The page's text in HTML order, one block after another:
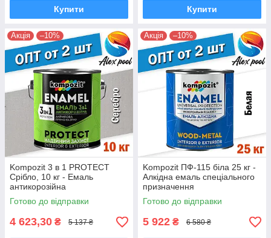
Купити Купити
Акція –10%
Kompozit 3 в 1 PROTECT
Срібло, 10 кг - Емаль
антикорозійна
Готово до відправки
4 623,30 ₴ 5 137 ₴
Акція –10%
Kompozit ПФ-115 біла 25 кг -
Алкідна емаль спеціального
призначення
Готово до відправки
5 922 ₴ 6 580 ₴